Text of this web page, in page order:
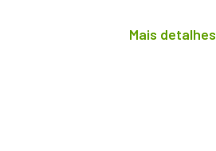
Mais detalhes